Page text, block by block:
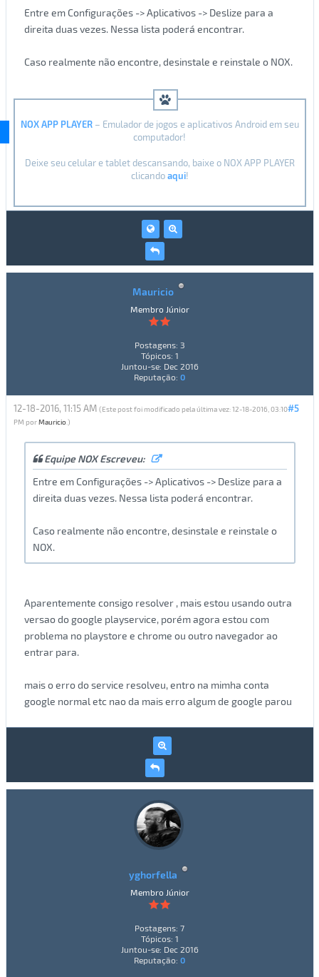
Entre em Configurações -> Aplicativos -> Deslize para a
direita duas vezes. Nessa lista poderá encontrar.
Caso realmente não encontre, desinstale e reinstale o NOX.
NOX APP PLAYER– Emulador de jogos e aplicativos Android em seu
computador!
Deixe seu celular e tablet descansando, baixe o NOX APP PLAYER
clicandoaqui!
Mauricio
Membro Júnior
Postagens: 3
Tópicos: 1
Juntou-se: Dec 2016
Reputação: 0
#5
12-18-2016, 11:15 AM (Este post foi modificado pela última vez: 12-18-2016, 03:10
PM porMauricio .)
Equipe NOX Escreveu:
Entre em Configurações -> Aplicativos -> Deslize para a
direita duas vezes. Nessa lista poderá encontrar.
Caso realmente não encontre, desinstale e reinstale o
NOX.
Aparentemente consigo resolver , mais estou usando outra
versao do google playservice, porém agora estou com
problema no playstore e chrome ou outro navegador ao
entrar para.
mais o erro do service resolveu, entro na mimha conta
google normal etc nao da mais erro algum de google parou
yghorfella
Membro Júnior
Postagens: 7
Tópicos: 1
Juntou-se: Dec 2016
Reputação: 0